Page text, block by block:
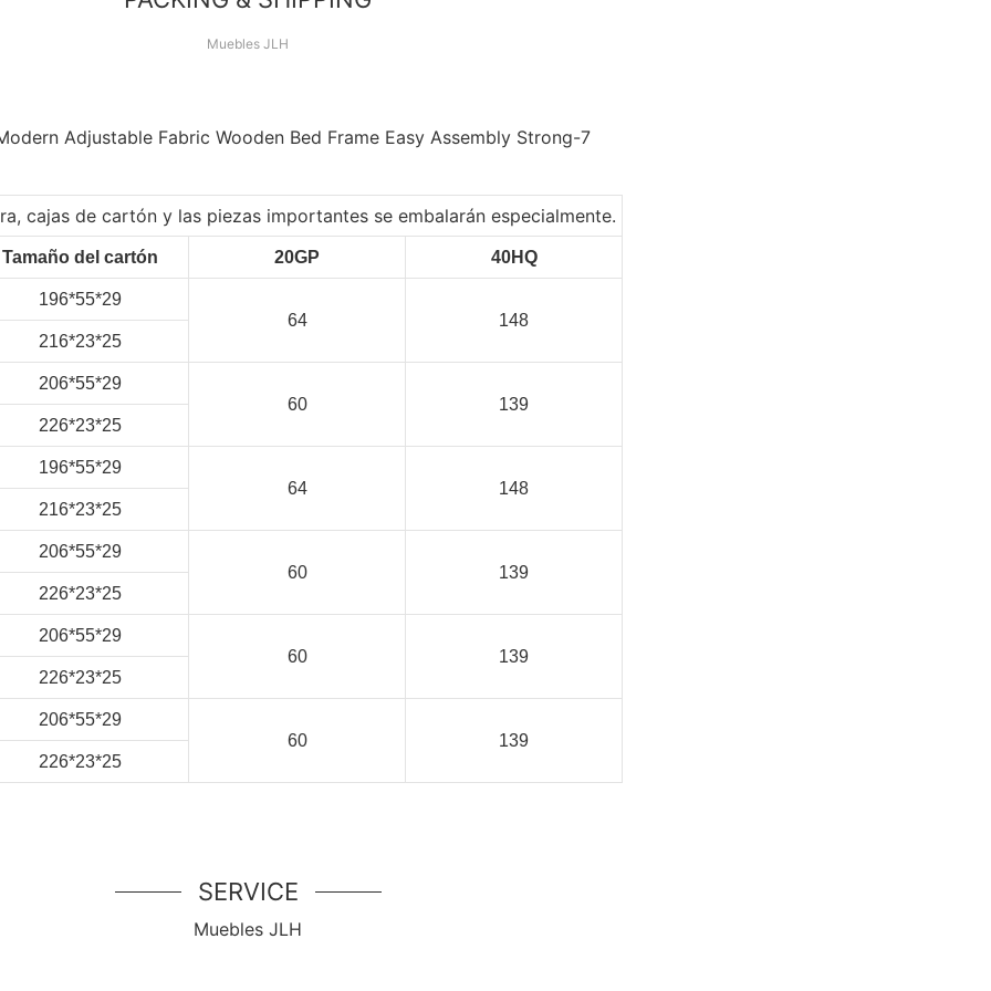
Muebles JLH
cajas de cartón y las piezas importantes se embalarán especialmente.
Tamaño del cartón 20GP 40HQ
196*55*29
64
148
216*23*25
206*55*29
60
139
226*23*25
196*55*29
64
148
216*23*25
206*55*29
60
139
226*23*25
206*55*29
60
139
226*23*25
206*55*29
60
139
226*23*25
SERVICE
Muebles JLH